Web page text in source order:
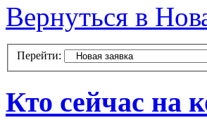
Вернуться в
Перейти:
Кто сейчас на